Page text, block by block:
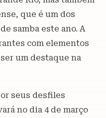
que é um dos
samba este ano. A
com elementos
um destaque na
seus desfiles
no dia 4 de março